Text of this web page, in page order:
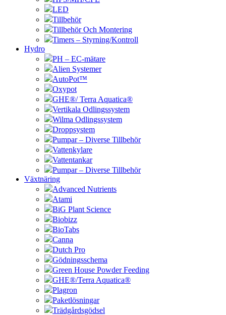
LED
Tillbehör
Tillbehör Och Montering
Timers – Styrning/Kontroll
Hydro
PH – EC-mätare
Alien Systemer
AutoPot™
Oxypot
GHE®/ Terra Aquatica®
Vertikala Odlingssystem
Wilma Odlingssystem
Droppsystem
Pumpar – Diverse Tillbehör
Vattenkylare
Vattentankar
Pumpar – Diverse Tillbehör
Växtnäring
Advanced Nutrients
Atami
BiG Plant Science
Biobizz
BioTabs
Canna
Dutch Pro
Gödningsschema
Green House Powder Feeding
GHE®/Terra Aquatica®
Plagron
Paketlösningar
Trädgårdsgödsel